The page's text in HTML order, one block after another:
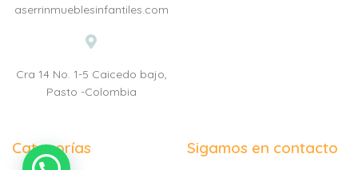
aserrinmueblesinfantiles.com
Cra 14 No. 1-5 Caicedo bajo,
Pasto -Colombia
Categorías Sigamos en contacto